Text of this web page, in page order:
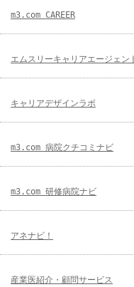
m3.com CAREER
エムスリーキャリアエージェン
キャリアデザインラボ
m3.com 病院クチコミナビ
m3.com 研修病院ナビ
アネナビ！
産業医紹介・顧問サービス